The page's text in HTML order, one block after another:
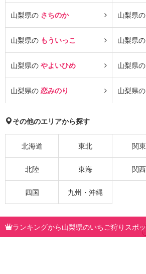
山梨県の さちのか 山梨県の
山梨県の もういっこ 山梨県の
山梨県の やよいひめ 山梨県の
山梨県の 恋みのり 山梨県の
その他のエリアから探す
北海道 東北 関東
北陸 東海 関西
四国 九州・沖縄
ランキングから山梨県のいちご狩りスポ